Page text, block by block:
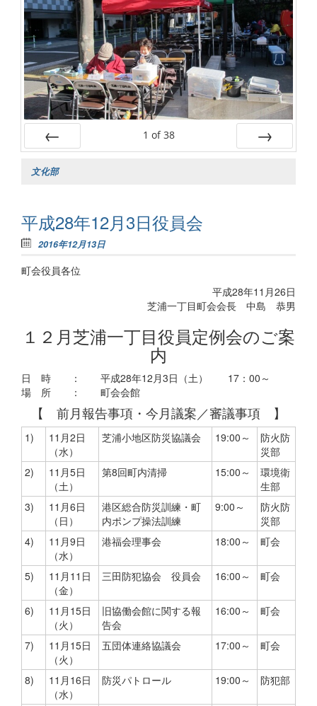
1 of 38
文化部
平成28年12月3日役員会
2016年12月13日
町会役員各位
平成28年11月26日
芝浦一丁目町会会長 中島 恭男
１２月芝浦一丁目役員定例会のご案
内
日 時 ： 平成28年12月3日（土） 17：00～
場 所 ： 町会会館
【 前月報告事項・今月議案／審議事項 】
1)
11月2日
（水）
芝浦小地区防災協議会 19:00～
防火防
災部
2)
11月5日
（土）
第8回町内清掃 15:00～
環境衛
生部
3)
11月6日
（日）
港区総合防災訓練・町
内ポンプ操法訓練
9:00～
防火防
災部
4)
11月9日
（水）
港福会理事会 18:00～ 町会
5)
11月11日
（金）
三田防犯協会 役員会 16:00～ 町会
6)
11月15日
（火）
旧協働会館に関する報
告会
16:00～ 町会
7)
11月15日
（火）
五団体連絡協議会 17:00～ 町会
8)
11月16日
（水）
防災パトロール 19:00～ 防犯部